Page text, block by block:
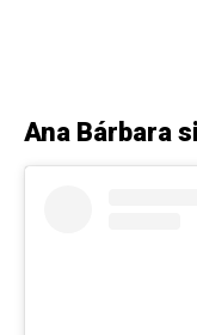
Ana Bárbara